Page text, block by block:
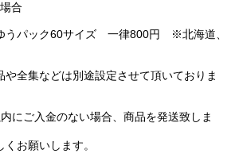
合
うパック60サイズ 一律800円 ※北海道、
や全集などは別途設定させて頂いておりま
にご入金のない場合、商品を発送致しま
お願いします。